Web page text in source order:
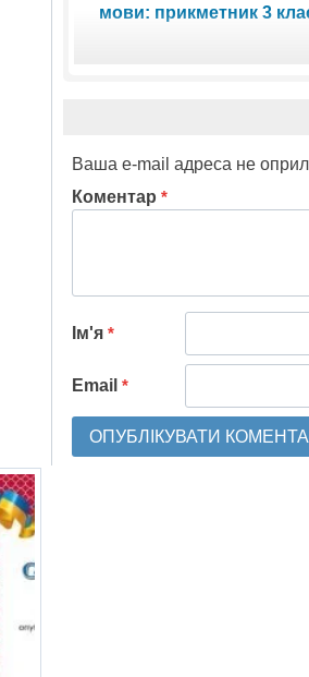
мови: прикметник 3
Ваша e-mail адреса не
Коментар *
Ім'я *
Email *